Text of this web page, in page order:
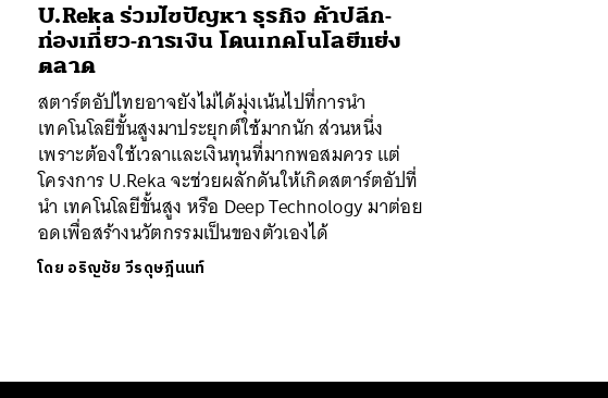
U.Reka ร่วมไขปัญหา ธุรกิจ ค้าปลีก-
ท่องเที่ยว-การเงิน โดนเทคโนโลยีแย่ง
ตลาด
สตาร์ตอัปไทยอาจยังไม่ได้มุ่งเน้นไปที่การนำ
เทคโนโลยีขั้นสูงมาประยุกต์ใช้มากนัก ส่วนหนึ่ง
เพราะต้องใช้เวลาและเงินทุนที่มากพอสมควร แต่
โครงการ U.Reka จะช่วยผลักดันให้เกิดสตาร์ตอัปที่
นำ เทคโนโลยีขั้นสูง หรือ Deep Technology มาต่อย
อดเพื่อสร้างนวัตกรรมเป็นของตัวเองได้
โดย อริญชัย วีรดุษฎีนนท์
SHARE TWEET LINE EMAIL